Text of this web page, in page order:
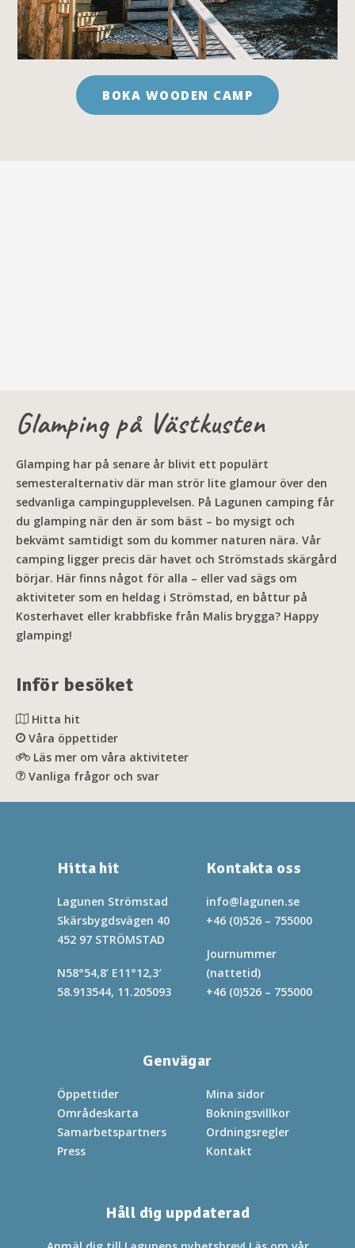
BOKA WOODEN CAMP
Glamping på Västkusten
Glamping har på senare år blivit ett populärt
semesteralternativ där man strör lite glamour över den
sedvanliga campingupplevelsen. På Lagunen camping får
du glamping när den är som bäst – bo mysigt och
bekvämt samtidigt som du kommer naturen nära. Vår
camping ligger precis där havet och Strömstads skärgård
börjar. Här finns något för alla – eller vad sägs om
aktiviteter som en heldag i Strömstad, en båttur på
Kosterhavet eller krabbfiske från Malis brygga? Happy
glamping!
Inför besöket
Hitta hit
Våra öppettider
Läs mer om våra aktiviteter
Vanliga frågor och svar
Hitta hit
Lagunen Strömstad
Skärsbygdsvägen 40
452 97 STRÖMSTAD
N58°54,8’ E11°12,3′
58.913544, 11.205093
Kontakta oss
info@lagunen.se
+46 (0)526 – 755000
Journummer
(nattetid)
+46 (0)526 – 755000
Genvägar
Öppettider
Områdeskarta
Samarbetspartners
Press
Mina sidor
Bokningsvillkor
Ordningsregler
Kontakt
Håll dig uppdaterad